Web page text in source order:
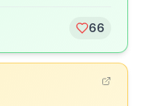
66